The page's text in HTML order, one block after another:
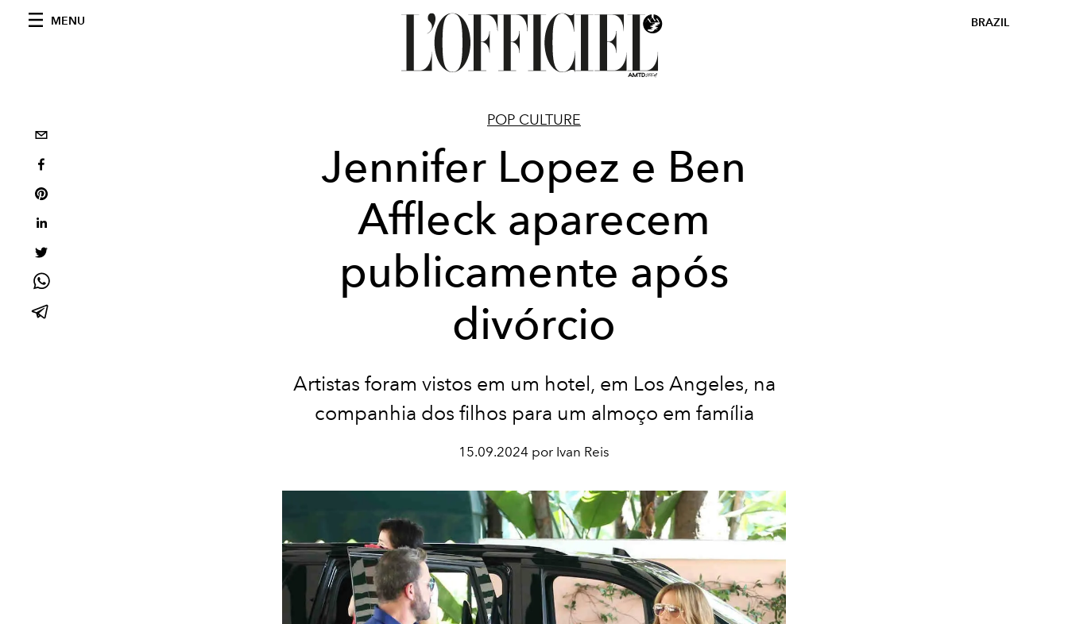
MENU BRAZIL
POP CULTURE
Jennifer Lopez e Ben
Affleck aparecem
publicamente após
divórcio
Artistas foram vistos em um hotel, em Los Angeles, na
companhia dos filhos para um almoço em família
15.09.2024 por Ivan Reis